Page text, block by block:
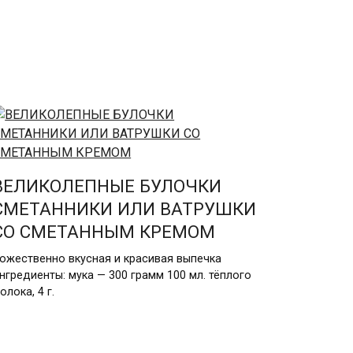
БУЛОЧКИ
ИЛИ ВАТРУШКИ
СМЕТАННЫМ КРЕМОМ
вкусная и красивая выпечка
мука — 300 грамм 100 мл. тёплого
4 г.